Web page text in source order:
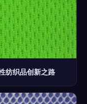
纺织品创新之路